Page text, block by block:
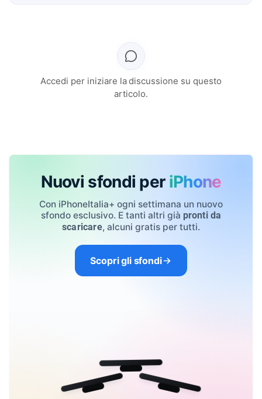
Accedi per iniziare la discussione su questo
articolo.
Nuovi sfondi per iPhone
Con iPhoneItalia+ ogni settimana un nuovo
sfondo esclusivo. E tanti altri già pronti da
scaricare, alcuni gratis per tutti.
Scopri gli sfondi